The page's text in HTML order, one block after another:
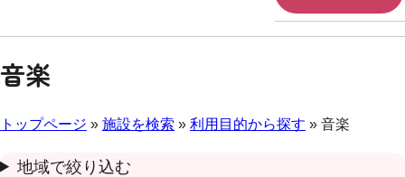
音楽
トップページ » 施設を検索 » 利用目的から探す » 音楽
地域で絞り込む